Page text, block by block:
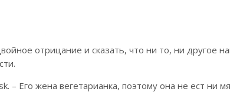
отрицание и сказать, что ни то, ни другое
– Его жена вегетарианка, поэтому она не ест ни